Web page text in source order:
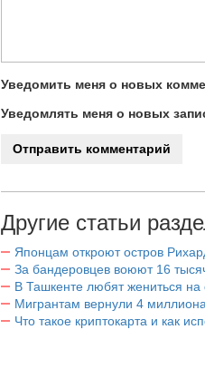
Уведомить меня о новых
Уведомлять меня о новых
Другие статьи
Японцам откроют остров
За бандеровцев воюют 16
В Ташкенте любят жениться на
Мигрантам вернули 4
Что такое криптокарта и как